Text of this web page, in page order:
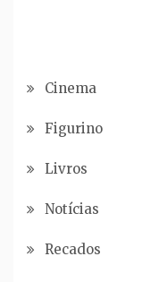
Cinema
Figurino
Livros
Notícias
Recados